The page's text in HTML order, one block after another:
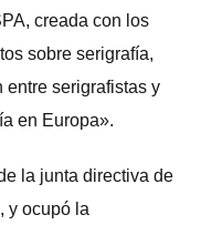
creada con los
sobre serigrafía,
entre serigrafistas y
en Europa».
la junta directiva de
y ocupó la